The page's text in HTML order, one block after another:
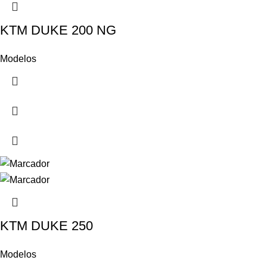
KTM DUKE 200 NG
Modelos
KTM DUKE 250
Modelos